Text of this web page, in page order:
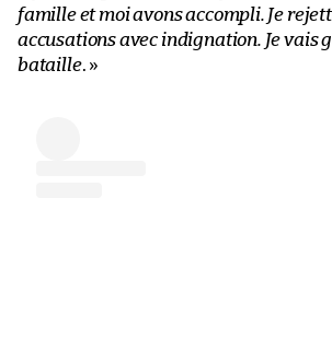
famille et moi avons accompli. Je
accusations avec indignation. Je vais
bataille. »